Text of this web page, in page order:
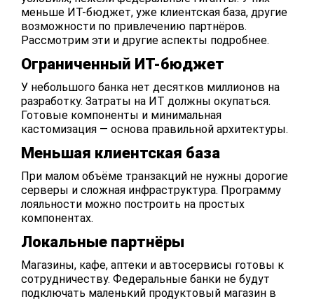
меньше ИТ-бюджет, уже клиентская база, другие
возможности по привлечению партнёров.
Рассмотрим эти и другие аспекты подробнее.
Ограниченный ИТ-бюджет
У небольшого банка нет десятков миллионов на
разработку. Затраты на ИТ должны окупаться.
Готовые компоненты и минимальная
кастомизация — основа правильной архитектуры.
Меньшая клиентская база
При малом объёме транзакций не нужны дорогие
серверы и сложная инфраструктура. Программу
лояльности можно построить на простых
компонентах.
Локальные партнёры
Магазины, кафе, аптеки и автосервисы готовы к
сотрудничеству. Федеральные банки не будут
подключать маленький продуктовый магазин в